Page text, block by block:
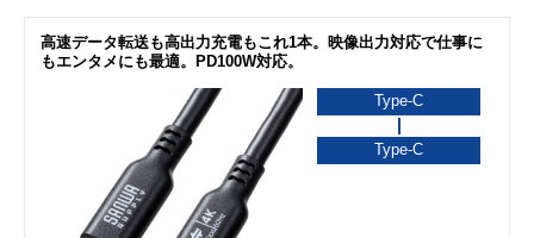
高速データ転送も高出力充電もこれ1本。映像出力対応で仕事に
もエンタメにも最適。PD100W対応。
Type-C
Type-C